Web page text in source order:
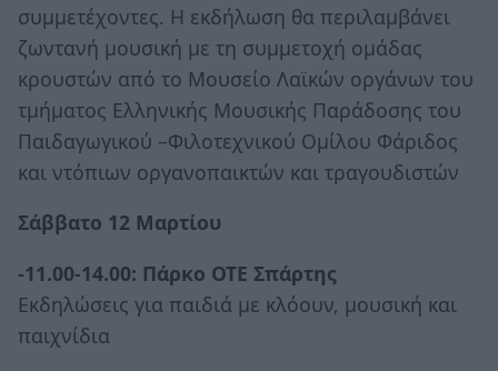
συμμετέχοντες. Η εκδήλωση θα περιλαμβάνει
ζωντανή μουσική με τη συμμετοχή ομάδας
κρουστών από το Μουσείο Λαϊκών οργάνων του
τμήματος Ελληνικής Μουσικής Παράδοσης του
Παιδαγωγικού –Φιλοτεχνικού Ομίλου Φάριδος
και ντόπιων οργανοπαικτών και τραγουδιστών
Σάββατο 12 Μαρτίου
-11.00-14.00: Πάρκο ΟΤΕ Σπάρτης
Εκδηλώσεις για παιδιά με κλόουν, μουσική και
παιχνίδια